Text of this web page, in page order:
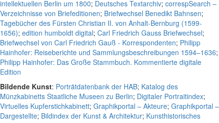
intellektuellen Berlin um 1800; Deutsches Textarchiv; correspSearch –
Verzeichnisse von Briefeditionen; Briefwechsel Benedikt Bahnsen;
Tagebücher des Fürsten Christian II. von Anhalt-Bernburg (1599-
1656); edition humboldt digital; Carl Friedrich Gauss Briefwechsel;
Briefwechsel von Carl Friedrich Gauß - Korrespondenten; Philipp
Hainhofer: Reiseberichte und Sammlungsbeschreibungen 1594–1636;
Philipp Hainhofer: Das Große Stammbuch. Kommentierte digitale
Edition
Bildende Kunst: Porträtdatenbank der HAB; Katalog des
Münzkabinetts Staatliche Museen zu Berlin; Digitaler Portraitindex;
Virtuelles Kupferstichkabinett; Graphikportal – Akteure; Graphikportal –
Dargestellte; Bildindex der Kunst & Architektur; Kunsthistorisches